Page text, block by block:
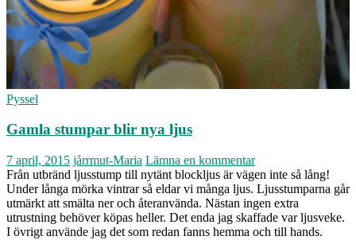
Pyssel
Gamla stumpar blir nya ljus
7 april, 2015 jårrmut-Maria Lämna en kommentar
Från utbränd ljusstump till nytänt blockljus är vägen inte så lång!
Under långa mörka vintrar så eldar vi många ljus. Ljusstumparna går
utmärkt att smälta ner och återanvända. Nästan ingen extra
utrustning behöver köpas heller. Det enda jag skaffade var ljusveke.
I övrigt använde jag det som redan fanns hemma och till hands.